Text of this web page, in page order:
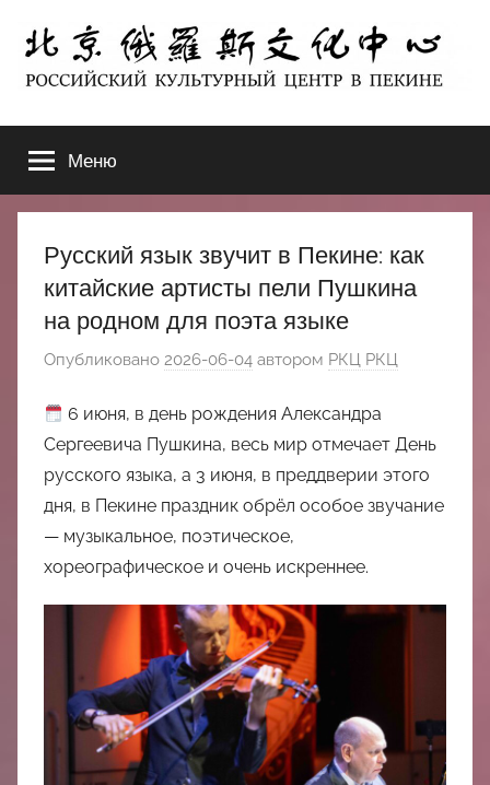
содержимому
北
京
俄
罗
斯
文
化
中
心
ЦЕНТР
В
ПЕКИНЕ
Меню
Русский язык звучит в Пекине: как
китайские артисты пели Пушкина
на родном для поэта языке
Опубликовано 2026-06-04 автором РКЦ РКЦ
6 июня, в день рождения Александра
Сергеевича Пушкина, весь мир отмечает День
русского языка, а 3 июня, в преддверии этого
дня, в Пекине праздник обрёл особое звучание
— музыкальное, поэтическое,
хореографическое и очень искреннее.